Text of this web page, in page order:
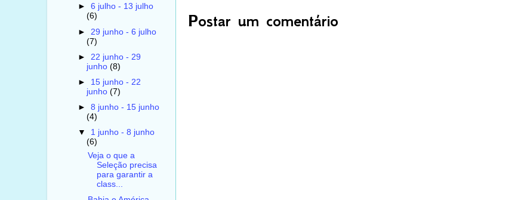
Postar um comentário
► 6 julho - 13 julho
(6)
► 29 junho - 6 julho
(7)
► 22 junho - 29
junho (8)
► 15 junho - 22
junho (7)
► 8 junho - 15 junho
(4)
▼ 1 junho - 8 junho
(6)
Veja o que a
Seleção precisa
para garantir a
class...